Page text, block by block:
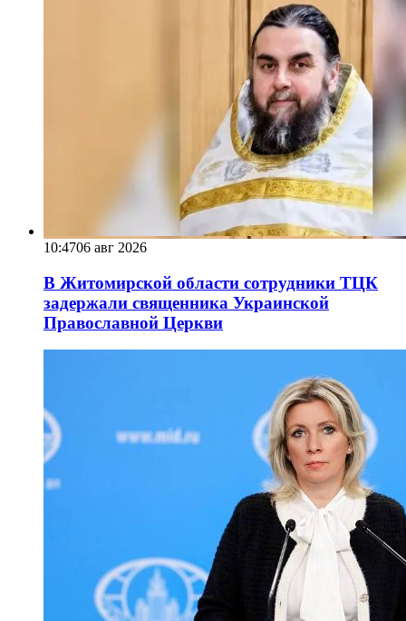
10:4706 авг 2026
В Житомирской области сотрудники ТЦК
задержали священника Украинской
Православной Церкви